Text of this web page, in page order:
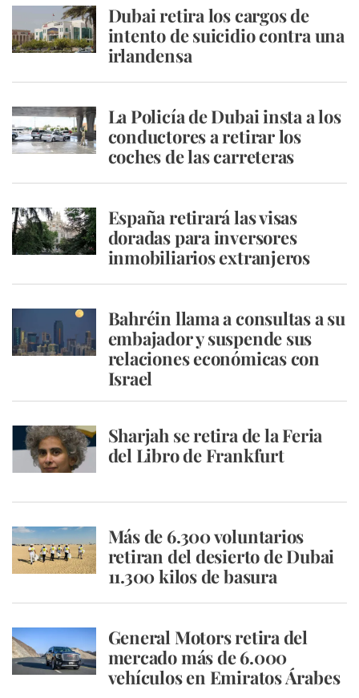
Dubai retira los cargos de
intento de suicidio contra una
irlandensa
La Policía de Dubai insta a los
conductores a retirar los
coches de las carreteras
España retirará las visas
doradas para inversores
inmobiliarios extranjeros
Bahréin llama a consultas a su
embajador y suspende sus
relaciones económicas con
Israel
Sharjah se retira de la Feria
del Libro de Frankfurt
Más de 6.300 voluntarios
retiran del desierto de Dubai
11.300 kilos de basura
General Motors retira del
mercado más de 6.000
vehículos en Emiratos Árabes